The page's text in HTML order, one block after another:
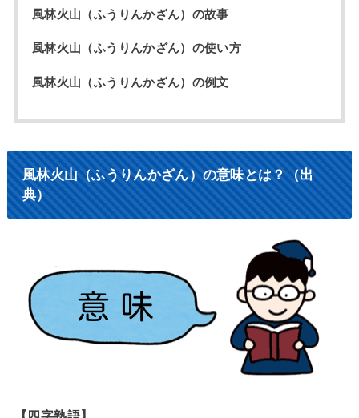
風林火山（ふうりんかざん）の故事
風林火山（ふうりんかざん）の使い方
風林火山（ふうりんかざん）の例文
風林火山（ふうりんかざん）の意味とは？（出
典）